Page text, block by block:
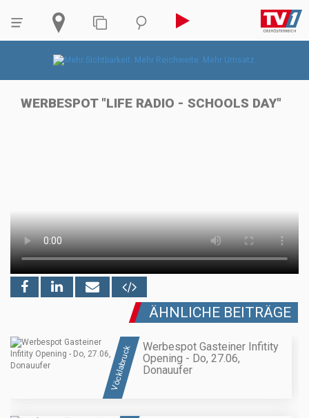
WERBESPOT "LIFE RADIO - SCHOOLS DAY"
ÄHNLICHE BEITRÄGE
Vöcklabruck
Werbespot Gasteiner Infitity
Opening - Do, 27.06,
Donauufer